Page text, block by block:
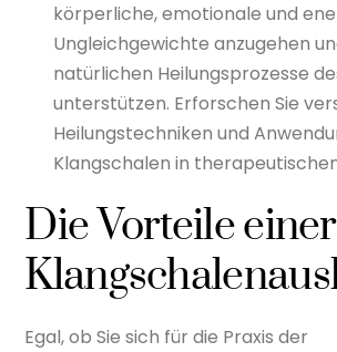
körperliche, emotionale und
Ungleichgewichte anzugehen
natürlichen Heilungsprozesse
unterstützen. Erforschen Sie
Heilungstechniken und
Klangschalen in
Die Vorteile einer
Egal, ob Sie sich für die Praxis der